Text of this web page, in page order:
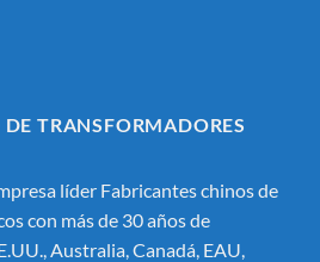
TRANSFORMADORES
líder Fabricantes chinos de
con más de 30 años de
Australia, Canadá, EAU,